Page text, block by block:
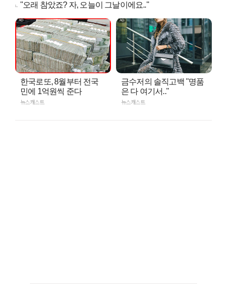
"오래 참았죠? 자, 오늘이 그날이에요.."
한국로또, 8월부터 전국
민에 1억원씩 준다
뉴스캐스트
금수저의 솔직고백 "명품
은 다 여기서.."
뉴스캐스트